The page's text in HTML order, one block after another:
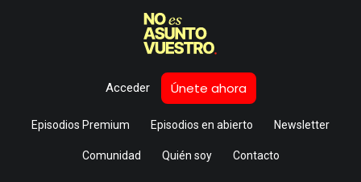
Acceder Únete ahora
Episodios Premium Episodios en abierto Newsletter
Comunidad Quién soy Contacto